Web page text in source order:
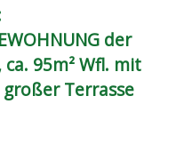
der
95m² Wfl. mit
Terrasse